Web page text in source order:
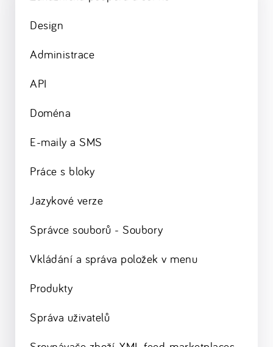
Design
Administrace
API
Doména
E-maily a SMS
Práce s bloky
Jazykové verze
Správce souborů - Soubory
Vkládání a správa položek v menu
Produkty
Správa uživatelů